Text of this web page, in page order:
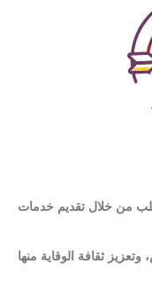
من خلال تقديم خدمات
ثقافة الوقاية منها